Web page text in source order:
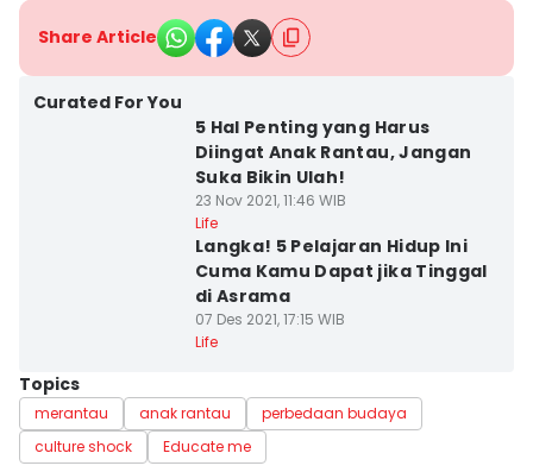
Share Article
Curated For You
5 Hal Penting yang Harus
Diingat Anak Rantau, Jangan
Suka Bikin Ulah!
23 Nov 2021, 11:46 WIB
Life
Langka! 5 Pelajaran Hidup Ini
Cuma Kamu Dapat jika Tinggal
di Asrama
07 Des 2021, 17:15 WIB
Life
Topics
merantau anak rantau
perbedaan budaya
culture shock
Educate me